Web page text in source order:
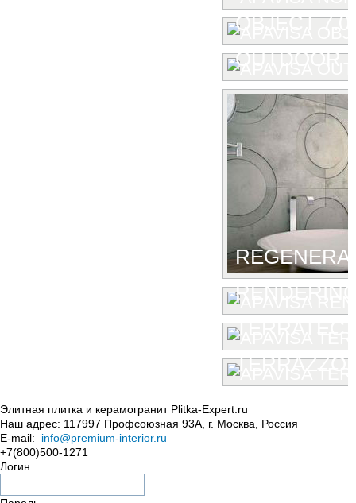
OBJECT 7.0
OUTDOOR
TERRATEC
TERRAZZO
Элитная плитка и керамогранит Plitka-Expert.ru
Наш адрес: 117997 Профсоюзная 93А г. Москва
Россия
E-mail:
info@premium-interior.ru
+7(800)500-1271
Логин